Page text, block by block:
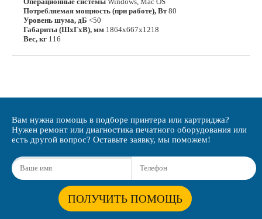
Потребляемая мощность (при работе), Вт80
Уровень шума, дБ <50
Габариты (ШхГхВ), мм 1864х667х1218
Вес, кг 116
Вам нужна помощь в подборе принтера или картриджа?
Нужен ремонт или диагностика печатного оборудования или
есть другой вопрос? Оставьте заявку, мы поможем!
ПОЛУЧИТЬ ПОМОЩЬ